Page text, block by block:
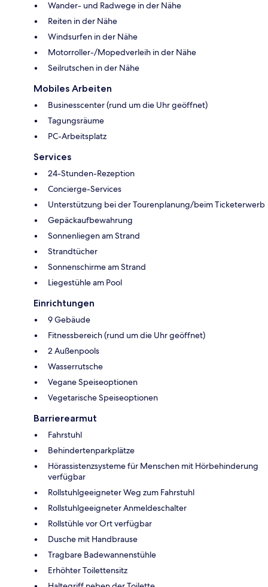
Wander- und Radwege in der Nähe
Reiten in der Nähe
Windsurfen in der Nähe
Motorroller-/Mopedverleih in der Nähe
Seilrutschen in der Nähe
Mobiles Arbeiten
Businesscenter (rund um die Uhr geöffnet)
Tagungsräume
PC-Arbeitsplatz
Services
24-Stunden-Rezeption
Concierge-Services
Unterstützung bei der Tourenplanung/beim Ticketerwerb
Gepäckaufbewahrung
Sonnenliegen am Strand
Strandtücher
Sonnenschirme am Strand
Liegestühle am Pool
Einrichtungen
9 Gebäude
Fitnessbereich (rund um die Uhr geöffnet)
2 Außenpools
Wasserrutsche
Vegane Speiseoptionen
Vegetarische Speiseoptionen
Barrierearmut
Fahrstuhl
Behindertenparkplätze
Hörassistenzsysteme für Menschen mit Hörbehinderung
verfügbar
Rollstuhlgeeigneter Weg zum Fahrstuhl
Rollstuhlgeeigneter Anmeldeschalter
Rollstühle vor Ort verfügbar
Dusche mit Handbrause
Tragbare Badewannenstühle
Erhöhter Toilettensitz